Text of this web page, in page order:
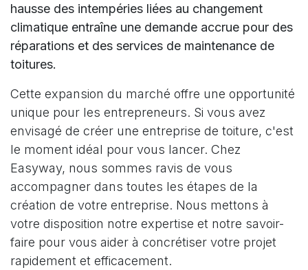
hausse des intempéries liées au changement
climatique entraîne une demande accrue pour des
réparations et des services de maintenance de
toitures.
Cette expansion du marché offre une opportunité
unique pour les entrepreneurs. Si vous avez
envisagé de créer une entreprise de toiture, c'est
le moment idéal pour vous lancer. Chez
Easyway, nous sommes ravis de vous
accompagner dans toutes les étapes de la
création de votre entreprise. Nous mettons à
votre disposition notre expertise et notre savoir-
faire pour vous aider à concrétiser votre projet
rapidement et efficacement.